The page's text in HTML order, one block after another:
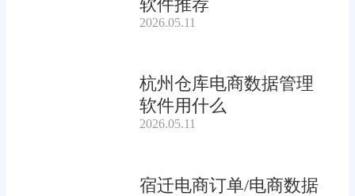
软件推荐
2026.05.11
杭州仓库电商数据管理
软件用什么
2026.05.11
宿迁电商订单/电商数据